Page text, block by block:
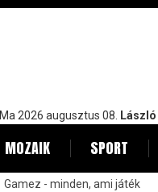
Ma 2026 augusztus 08. László
MOZAIK SPORT
Gamez - minden, ami játék